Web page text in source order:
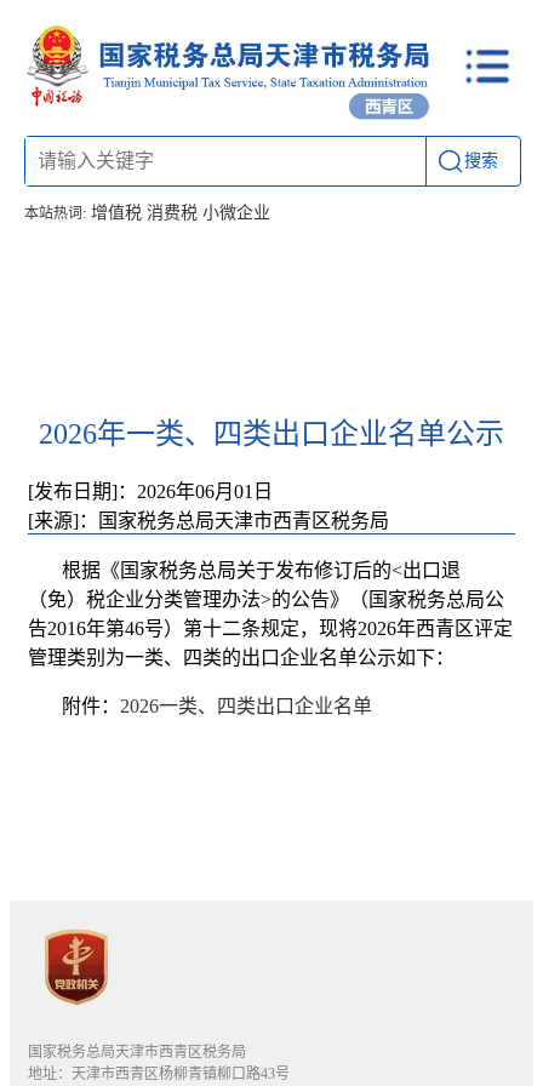
搜索
本站热词: 增值税 消费税 小微企业
2026年一类、四类出口企业名单公示
[发布日期]：2026年06月01日
[来源]：国家税务总局天津市西青区税务局
根据《国家税务总局关于发布修订后的<出口退
（免）税企业分类管理办法>的公告》（国家税务总局公
告2016年第46号）第十二条规定，现将2026年西青区评定
管理类别为一类、四类的出口企业名单公示如下：
附件： 2026一类、四类出口企业名单
国家税务总局天津市西青区税务局
地址：天津市西青区杨柳青镇柳口路43号